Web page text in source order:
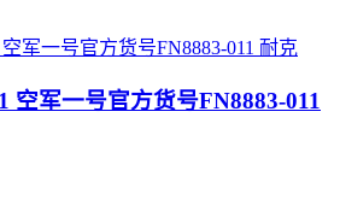
耐克
空军一号官方货号FN8883-011